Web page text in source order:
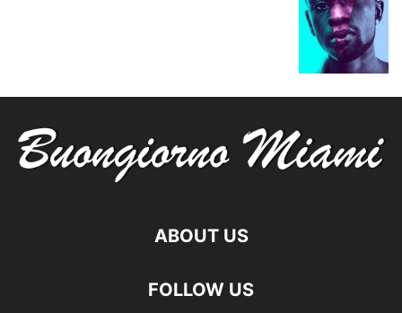
ABOUT US
FOLLOW US